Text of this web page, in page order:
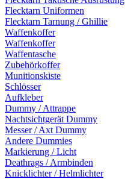
Flecktarn Uniformen
Flecktarn Tarnung / Ghillie
Waffenkoffer
Waffenkoffer
Waffentasche
Zubehörkoffer
Munitionskiste
Schlösser
Aufkleber
Dummy / Attrappe
Nachtsichtgerät Dummy
Messer / Axt Dummy
Andere Dummies
Markierung / Licht
Deathrags / Armbinden
Knicklichter / Helmlichter